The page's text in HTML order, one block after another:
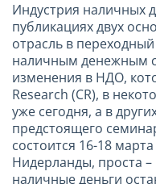
Индустрия наличных
публикациях двух
отрасль в
наличным денежным
изменения в НДО,
Research (CR), в
уже сегодня, а в
предстоящего
состоится 16-18
Нидерланды, проста
наличные деньги